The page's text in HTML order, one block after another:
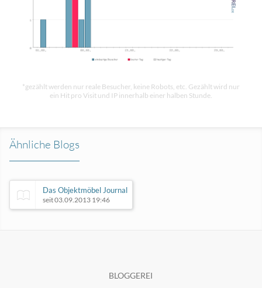
*gezählt werden nur reale Besucher, keine Robots, etc. Gezählt wird nur
ein Hit pro Visit und IP innerhalb einer halben Stunde.
Ähnliche Blogs
Das Objektmöbel Journal
seit 03.09.2013 19:46
BLOGGEREI